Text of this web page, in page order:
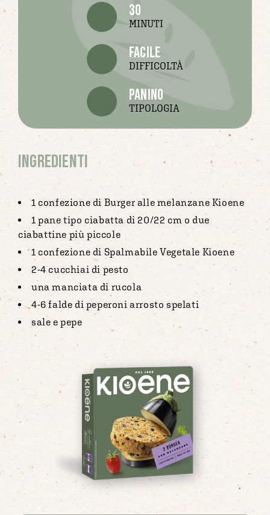
30
MINUTI
facile
DIFFICOLTÀ
panino
TIPOLOGIA
Ingredienti
1 confezione di Burger alle melanzane Kioene
1 pane tipo ciabatta di 20/22 cm o due
ciabattine più piccole
1 confezione di Spalmabile Vegetale Kioene
2-4 cucchiai di pesto
una manciata di rucola
4-6 falde di peperoni arrosto spelati
sale e pepe